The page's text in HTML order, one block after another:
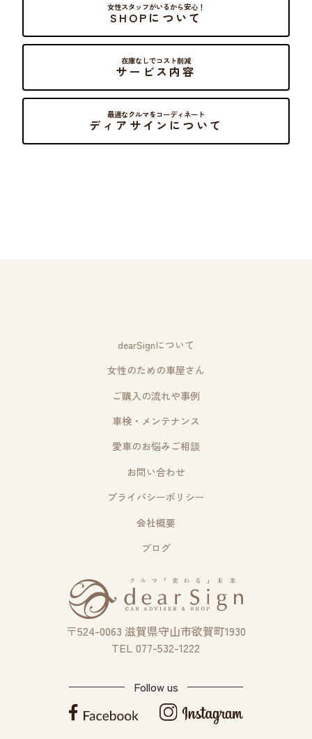
女性スタッフがいるから安心！
SHOPについて
在庫なしでコスト削減
サービス内容
最適なクルマをコーディネート
ディアサインについて
dearSignについて
女性のための車屋さん
ご購入の流れや事例
車検・メンテナンス
愛車のお悩みご相談
お問い合わせ
プライバシーポリシー
会社概要
ブログ
〒524-0063 滋賀県守山市欲賀町1930
TEL 077-532-1222
Follow us